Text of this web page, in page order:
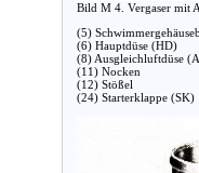
Bild M 4. Vergaser mit
(5)
(6) Hauptdüse (HD)
(8) Ausgleichluftdüse
(11) Nocken
(12) Stößel
(24) Starterklappe (SK)